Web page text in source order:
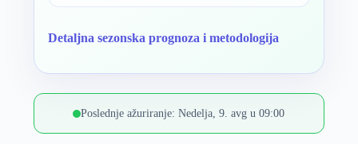
Detaljna sezonska prognoza i metodologija
Poslednje ažuriranje: Nedelja, 9. avg u 09:00